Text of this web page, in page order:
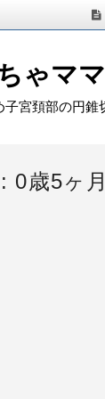
ゃマ
宮頚部の円錐
0歳5ヶ月